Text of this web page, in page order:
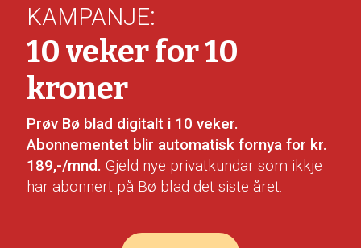
KAMPANJE:
10 veker for 10
kroner
Prøv Bø blad digitalt i 10 veker.
Abonnementet blir automatisk fornya for kr.
189,-/mnd.Gjeld nye privatkundar som ikkje
har abonnert på Bø blad det siste året.